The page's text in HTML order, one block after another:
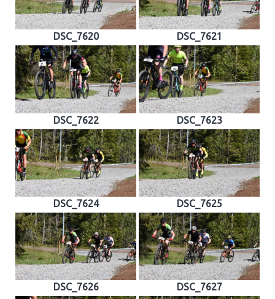
DSC_7620 DSC_7621
DSC_7622 DSC_7623
DSC_7624 DSC_7625
DSC_7626 DSC_7627